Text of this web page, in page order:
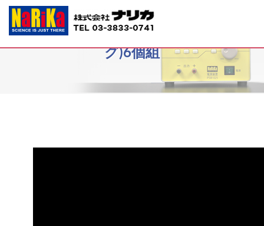
S77-1421 ブーメラン(ルームラン
グ)6個組